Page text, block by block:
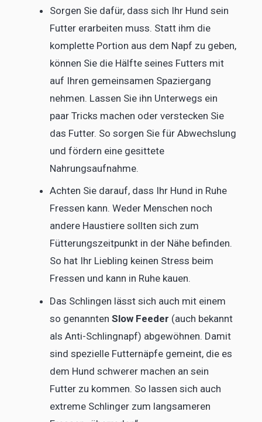
Sorgen Sie dafür, dass sich Ihr Hund sein
Futter erarbeiten muss. Statt ihm die
komplette Portion aus dem Napf zu geben,
können Sie die Hälfte seines Futters mit
auf Ihren gemeinsamen Spaziergang
nehmen. Lassen Sie ihn Unterwegs ein
paar Tricks machen oder verstecken Sie
das Futter. So sorgen Sie für Abwechslung
und fördern eine gesittete
Nahrungsaufnahme.
Achten Sie darauf, dass Ihr Hund in Ruhe
Fressen kann. Weder Menschen noch
andere Haustiere sollten sich zum
Fütterungszeitpunkt in der Nähe befinden.
So hat Ihr Liebling keinen Stress beim
Fressen und kann in Ruhe kauen.
Das Schlingen lässt sich auch mit einem
so genannten Slow Feeder (auch bekannt
als Anti-Schlingnapf) abgewöhnen. Damit
sind spezielle Futternäpfe gemeint, die es
dem Hund schwerer machen an sein
Futter zu kommen. So lassen sich auch
extreme Schlinger zum langsameren